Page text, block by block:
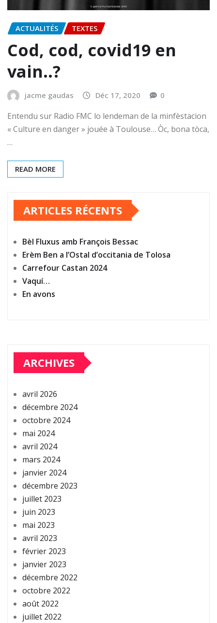
ACTUALITÉS TEXTES
Cod, cod, covid19 en
vain..?
jacme gaudas Déc 17, 2020 0
Entendu sur Radio FMC lo lendeman de la minfèstacion
« Culture en danger » jouée à Toulouse… Òc, bona tòca,
…
READ MORE
ARTICLES RÉCENTS
Bèl Fluxus amb François Bessac
Erèm Ben a l’Ostal d’occitania de Tolosa
Carrefour Castan 2024
Vaquí…
En avons
ARCHIVES
avril 2026
décembre 2024
octobre 2024
mai 2024
avril 2024
mars 2024
janvier 2024
décembre 2023
juillet 2023
juin 2023
mai 2023
avril 2023
février 2023
janvier 2023
décembre 2022
octobre 2022
août 2022
juillet 2022